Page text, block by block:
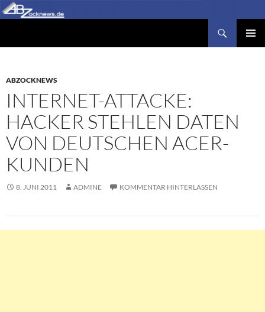
Zum
Inhalt
ABZOCKNEWS
INTERNET-ATTACKE:
HACKER STEHLEN DATEN
VON DEUTSCHEN ACER-
KUNDEN
8. JUNI 2011 ADMINE KOMMENTAR HINTERLASSEN